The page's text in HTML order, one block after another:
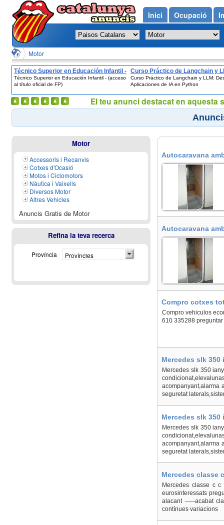
Motor
Técnico Superior en Educación Infantil -
(acceso al título oficial de FP)
Técnico Superior en Educación Infantil - (acceso
al título oficial de FP)
Curso Práctico de Langchain y
Desarrolla Aplicaciones de IA en
Python
Curso Práctico de Langchain y LLM:
Aplicaciones de IA en Python
Autocaravana
Autocaravana
Compro cotxes
Compro vehiculos
610 335288
Mercedes slk 350
Mercedes slk 350
acompanyant,alarma
seguretat
Mercedes slk 350
Mercedes slk 350
acompanyant,alarma
seguretat
Mercedes classe
Mercedes classe c
eurosinteressats
alacant -----acabat
contínues variacions
Motor
Accessoris i Recanvis
Cotxes d'Ocasió
Motos i Ciclomotors
Nàutica i Vaixells
Diversos Motor
Altres Vehicles
Anuncis Gratis de Motor
Refina la teva recerca
Província Províncies
Inici Ocupació
El teu anunci destacat en aquesta